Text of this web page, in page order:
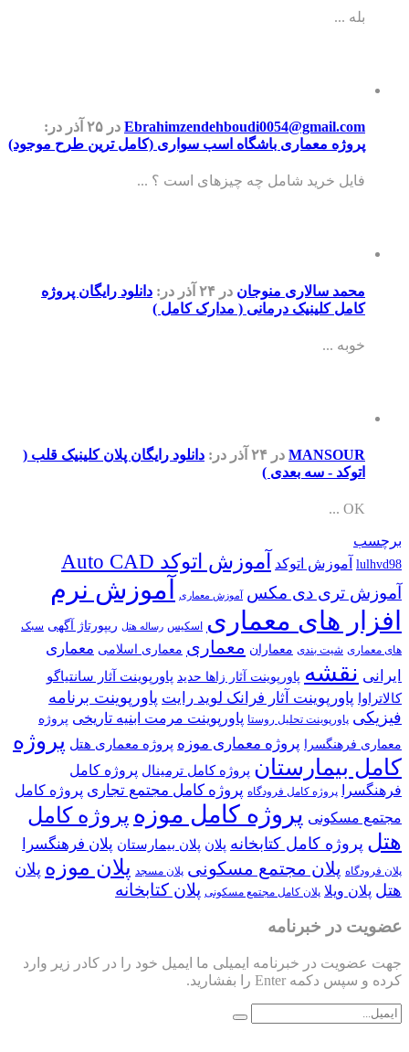
بله ...
Ebrahimzendehboudi0054@gmail.com در ۲۵ آذر
در:
پروژه معماری باشگاه اسب سواری (کامل ترین طرح موجود)
فایل خرید شامل چه چیزهای است ؟ ...
محمد سالاری منوجان در ۲۴ آذر در: دانلود رایگان پروژه
کامل کلینیک درمانی ( مدارک کامل )
خوبه ...
MANSOUR در ۲۴ آذر در: دانلود رایگان پلان کلینیک قلب (
اتوکد - سه بعدی )
OK ...
برچسب
lulhvd98 آموزش اتوکد آموزش اتوکد Auto CAD
آموزش تری دی مکس آموزش معماری
آموزش نرم
افزار های معماری اسکیس رساله هتل ریپورتاژ آگهی سبک
های معماری شیت بندی معماران معماری معماری اسلامی معماری
ایرانی نقشه پاورپوینت آثار زاها حدید پاورپوینت آثار سانتیاگو
کالاتراوا پاورپوینت آثار فرانک لوید رایت پاورپوینت برنامه
فیزیکی پاورپوینت تحلیل روستا پاورپوینت مرمت ابنیه تاریخی پروژه
معماری فرهنگسرا پروژه معماری موزه پروژه معماری هتل پروژه
کامل بیمارستان پروژه کامل ترمینال پروژه کامل
فرهنگسرا
پروژه کامل فرودگاه پروژه کامل مجتمع تجاری پروژه کامل
مجتمع مسکونی پروژه کامل موزه پروژه کامل
هتل پروژه کامل کتابخانه پلان پلان بیمارستان پلان فرهنگسرا
پلان فرودگاه پلان مجتمع مسکونی پلان مسجد پلان موزه پلان
هتل پلان ویلا پلان کامل مجتمع مسکونی پلان کتابخانه
عضویت در خبرنامه
جهت عضویت در خبرنامه ایمیلی ما ایمیل خود را در کادر زیر وارد
کرده و سپس دکمه Enter را بفشارید.